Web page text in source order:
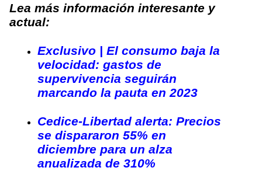
Lea más información interesante y
actual:
Exclusivo | El consumo baja la
velocidad: gastos de
supervivencia seguirán
marcando la pauta en 2023
Cedice-Libertad alerta: Precios
se dispararon 55% en
diciembre para un alza
anualizada de 310%